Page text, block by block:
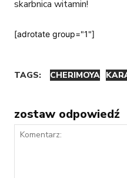
skarbnica witamin!
[adrotate group="1"]
TAGS: CHERIMOYA
zostaw odpowiedź